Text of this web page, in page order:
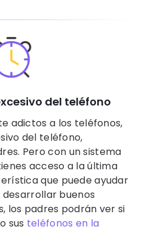
del teléfono
adictos a los teléfonos,
del teléfono,
Pero con un sistema
acceso a la última
que puede ayudar
buenos
los padres podrán ver si
sus teléfonos en la